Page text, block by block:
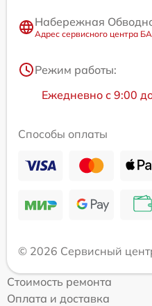
Набережная
Адрес сервисного центра
Режим работы:
Ежедневно с 9:00
Способы оплаты
© 2026 Сервисный
Стоимость ремонта
Оплата и доставка